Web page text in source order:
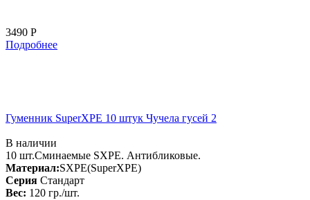
3490 Р
Подробнее
Гуменник SuperXPE 10 штук Чучела гусей 2
В наличии
10 шт.Сминаемые SXPE. Антибликовые.
Материал:SXPE(SuperXPE)
Серия Стандарт
Вес: 120 гр./шт.